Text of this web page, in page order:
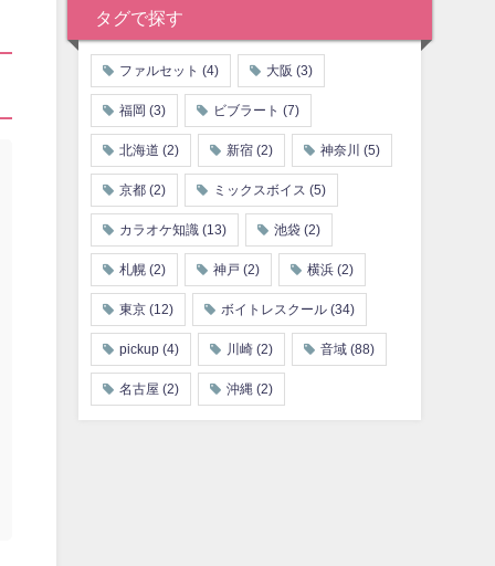
タグで探す
ファルセット (4) 大阪 (3)
福岡 (3) ビブラート (7)
北海道 (2) 新宿(2) 神奈川 (5)
京都(2) ミックスボイス (5)
カラオケ知識 (13) 池袋(2)
札幌(2) 神戸 (2) 横浜(2)
東京(12) ボイトレスクール(34)
pickup(4) 川崎(2) 音域(88)
名古屋 (2) 沖縄 (2)